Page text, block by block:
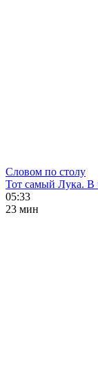
Словом по столу
Тот самый Лука. В
05:33
23 мин